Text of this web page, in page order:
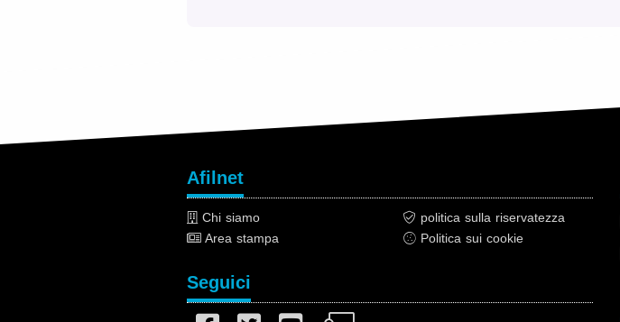
Afilnet
Chi siamo
Area stampa
politica sulla riservatezza
Politica sui cookie
Seguici